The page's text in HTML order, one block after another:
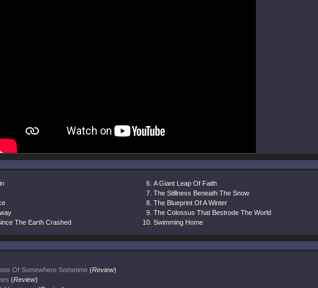
The Earth Crashed
A Giant Leap Of Faith
The Stillness Beneath The Snow
The Blueprint Of A Winter
The Colossus That Bestrode The World
Swimming Home
Of Somewhere Sometime (Review)
(Review)